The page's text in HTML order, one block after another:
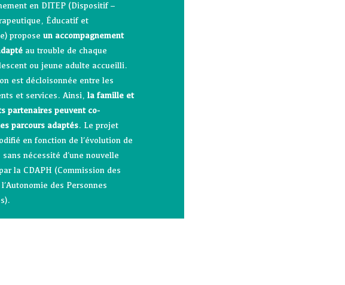
en DITEP (Dispositif –
Éducatif et
propose un accompagnement
au trouble de chaque
ou jeune adulte accueilli.
est décloisonnée entre les
et services. Ainsi, la famille et
partenaires peuvent co-
parcours adaptés. Le projet
en fonction de l’évolution de
nécessité d’une nouvelle
la CDAPH (Commission des
des Personnes